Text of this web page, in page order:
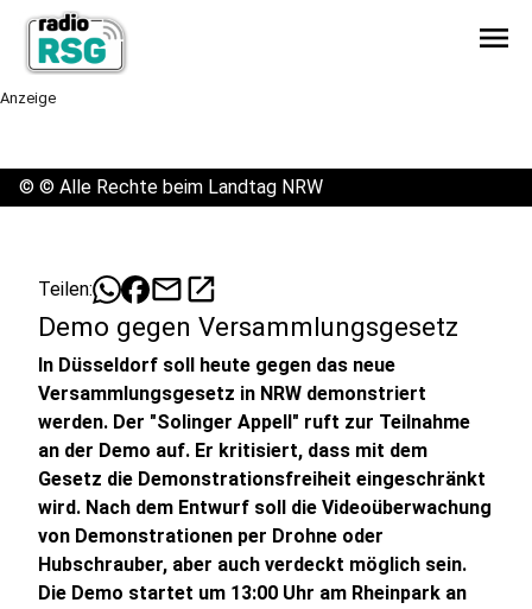
menu
Anzeige
© © Alle Rechte beim Landtag NRW
Teilen: mailopen_in_new
Demo gegen Versammlungsgesetz
In Düsseldorf soll heute gegen das neue
Versammlungsgesetz in NRW demonstriert
werden. Der "Solinger Appell" ruft zur Teilnahme
an der Demo auf. Er kritisiert, dass mit dem
Gesetz die Demonstrationsfreiheit eingeschränkt
wird. Nach dem Entwurf soll die Videoüberwachung
von Demonstrationen per Drohne oder
Hubschrauber, aber auch verdeckt möglich sein.
Die Demo startet um 13:00 Uhr am Rheinpark an